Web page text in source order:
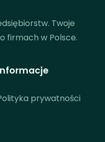
Twoje
firmach w Polsce.
prywatności